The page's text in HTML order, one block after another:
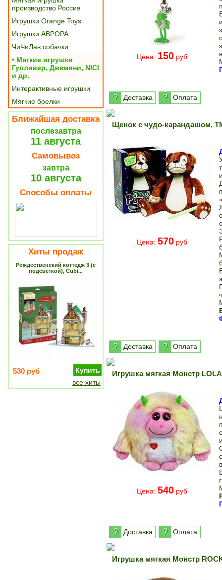
производство Россия
Игрушки Orange Toys
Игрушки АВРОРА
ЧиЧиЛав собачки
• Мягкие игрушки
Гулливер, Джемини, NICI
и др.
Интерактивные игрушки
Мягкие брелки
Ближайшая доставка
послезавтра
11 августа
Самовывоз
завтра
10 августа
Способы оплаты
Хиты продаж
Рождественский коттедж 3 (с
подсветкой), Cubi...
530 руб
Купить
все хиты
Цена: 150 руб
? Доставка ? Оплата
Щенок с чудо-карандашом,
Цена: 570 руб
? Доставка ? Оплата
Игрушка мягкая Монстр
Цена: 540 руб
? Доставка ? Оплата
Игрушка мягкая Монстр